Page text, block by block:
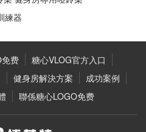
綜合拉力訓練器